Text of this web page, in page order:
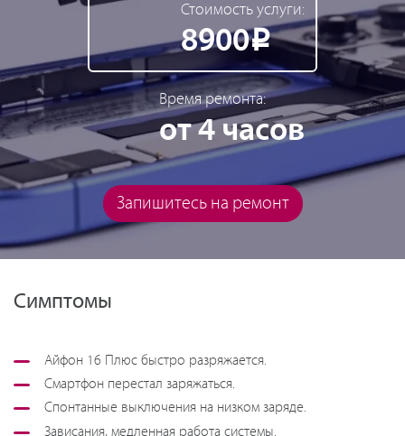
Стоимость услуги:
8900Р
Время ремонта:
от 4 часов
Запишитесь на ремонт
Симптомы
Айфон 16 Плюс быстро разряжается.
Смартфон перестал заряжаться.
Спонтанные выключения на низком заряде.
Зависания, медленная работа системы.